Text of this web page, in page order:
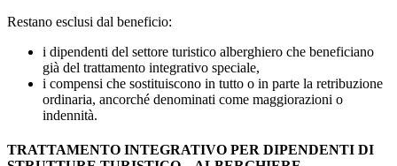
Restano esclusi dal beneficio:
i dipendenti del settore turistico alberghiero che beneficiano
già del trattamento integrativo speciale,
i compensi che sostituiscono in tutto o in parte la retribuzione
ordinaria, ancorché denominati come maggiorazioni o
indennità.
TRATTAMENTO INTEGRATIVO PER DIPENDENTI DI